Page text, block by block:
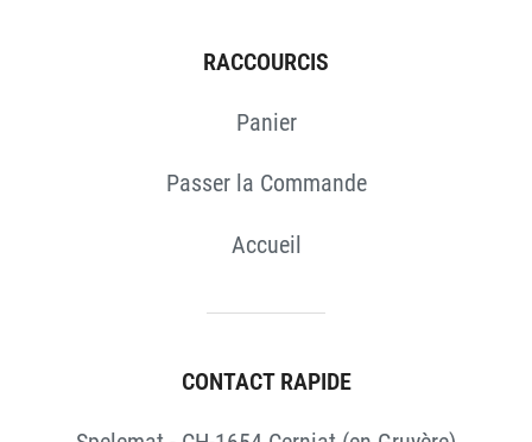
RACCOURCIS
Panier
Passer la Commande
Accueil
CONTACT RAPIDE